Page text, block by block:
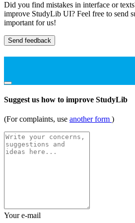
Did you find mistakes in interface or
improve StudyLib UI? Feel free to send
important for us!
Send feedback
Suggest us how to improve StudyLib
(For complaints, use another form )
Your e-mail